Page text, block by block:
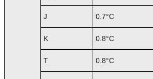
J 0.7°C
K 0.8°C
T 0.8°C